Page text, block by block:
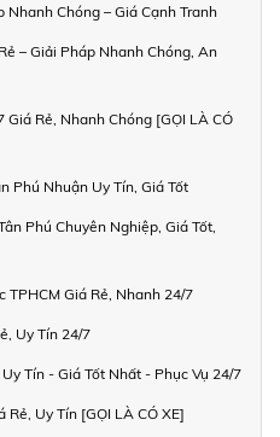
Nhanh Chóng – Giá Cạnh Tranh
– Giải Pháp Nhanh Chóng, An
Giá Rẻ, Nhanh Chóng [GỌI LÀ CÓ
Phú Nhuận Uy Tín, Giá Tốt
Phú Chuyên Nghiệp, Giá Tốt,
TPHCM Giá Rẻ, Nhanh 24/7
Uy Tín 24/7
Tín - Giá Tốt Nhất - Phục Vụ 24/7
Rẻ, Uy Tín [GỌI LÀ CÓ XE]